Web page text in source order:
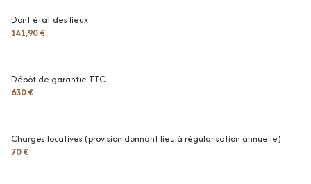
salle de douche
Dont état des lieux
141,90 €
Dépôt de garantie TTC
630 €
Charges locatives (provision donnant lieu à régularisation annuelle)
70 €